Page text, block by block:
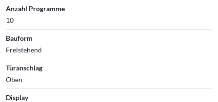
Anzahl Programme
10
Bauform
Freistehend
Türanschlag
Oben
Display